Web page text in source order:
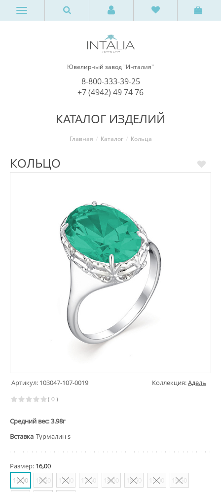
Ювелирный завод "Инталия"
8-800-333-39-25
+7 (4942) 49 74 76
КАТАЛОГ ИЗДЕЛИЙ
Главная Каталог Кольца
КОЛЬЦО
Артикул: 103047-107-0019 Коллекция:Адель
( 0 )
Средний вес: 3.98г
Вставка Турмалин s
Размер: 16,00
16,00
16,50 17,00 17,50 18,00 18,50 19,00
19,50